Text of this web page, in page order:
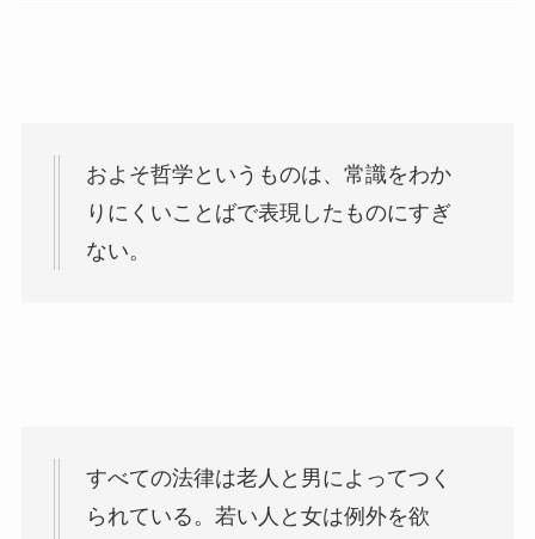
およそ哲学というものは、常識をわか
りにくいことばで表現したものにすぎ
ない。
すべての法律は老人と男によってつく
られている。若い人と女は例外を欲